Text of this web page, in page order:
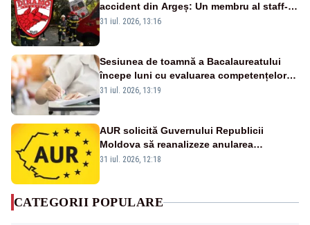
accident din Argeș: Un membru al staff-
ului medical a murit, antrenorul Adrian
31 iul. 2026, 13:16
Sesiunea de toamnă a Bacalaureatului
începe luni cu evaluarea competențelor
orale la Limba română
31 iul. 2026, 13:19
AUR solicită Guvernului Republicii
Moldova să reanalizeze anularea
concertului de Ziua Limbii Române
31 iul. 2026, 12:18
CATEGORII POPULARE